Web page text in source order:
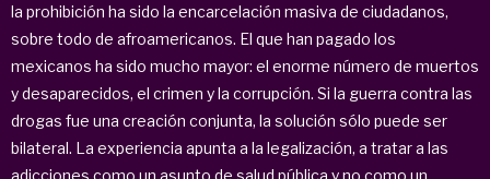
la prohibición ha sido la encarcelación masiva de ciudadanos,
sobre todo de afroamericanos. El que han pagado los
mexicanos ha sido mucho mayor: el enorme número de muertos
y desaparecidos, el crimen y la corrupción. Si la guerra contra las
drogas fue una creación conjunta, la solución sólo puede ser
bilateral. La experiencia apunta a la legalización, a tratar a las
adicciones como un asunto de salud pública y no como un